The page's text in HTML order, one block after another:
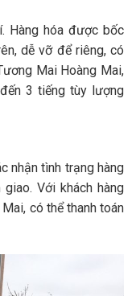
Hàng hóa được bốc
dễ vỡ để riêng, có
Mai Hoàng Mai,
3 tiếng tùy lượng
nhận tình trạng hàng
Với khách hàng
có thể thanh toán